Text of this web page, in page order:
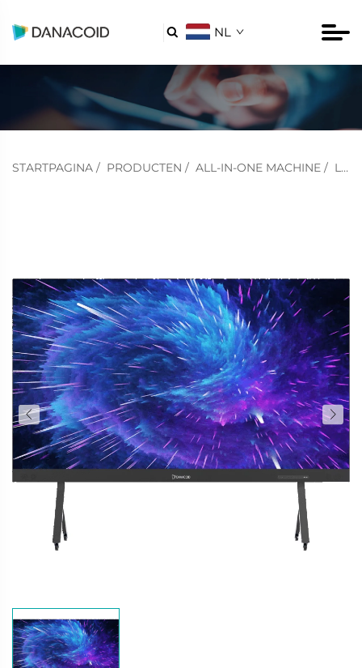
 NL
STARTPAGINA / PRODUCTEN / ALL-IN-ONE MACHINE / LED ALL-IN-ONE MACHINE